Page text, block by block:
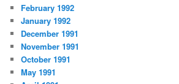
February 1992
January 1992
December 1991
November 1991
October 1991
May 1991